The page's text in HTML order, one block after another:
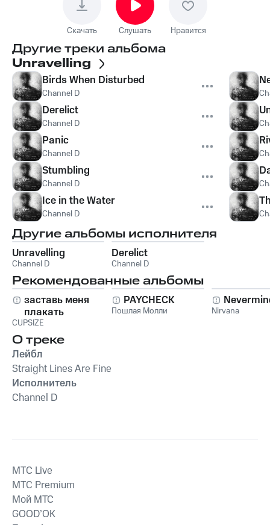
Скачать Слушать Нравится
Другие треки альбома
Unravelling
Birds When Disturbed
Channel D
Derelict
Channel D
Panic
Channel D
Stumbling
Channel D
Ice in the Water
Channel D
Другие альбомы исполнителя
Unravelling
Channel D
Derelict
Channel D
Рекомендованные альбомы
заставь меня
плакать
CUPSIZE
PAYCHECK
Пошлая Молли Nirvana
О треке
Лейбл
Straight Lines Are Fine
Исполнитель
Channel D
MTС Live
MTС Premium
Мой МТС
GOOD’OK